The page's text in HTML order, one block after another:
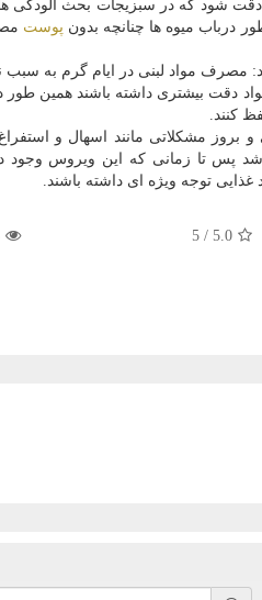
دقت شود که در سبزیجات بحث
درباب میوه ها چنانچه بدون پوست
مصرف مواد لبنی در ایام گرم به
دقت بیشتری داشته باشند همین طور
کنند.
مشکلاتی مانند اسهال و
تا زمانی که این ویروس وجود دارد
توجه ویژه ای داشته باشند.
5.0
/
5